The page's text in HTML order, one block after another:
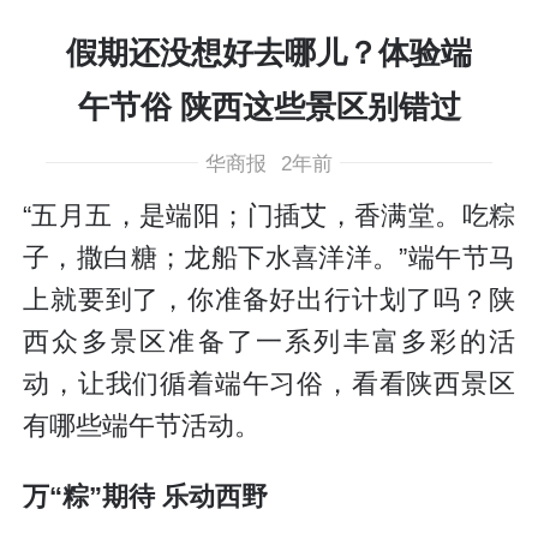
假期还没想好去哪儿？体验端
午节俗 陕西这些景区别错过
华商报 2年前
“五月五，是端阳；门插艾，香满堂。吃粽
子，撒白糖；龙船下水喜洋洋。”端午节马
上就要到了，你准备好出行计划了吗？陕
西众多景区准备了一系列丰富多彩的活
动，让我们循着端午习俗，看看陕西景区
有哪些端午节活动。
万“粽”期待 乐动西野